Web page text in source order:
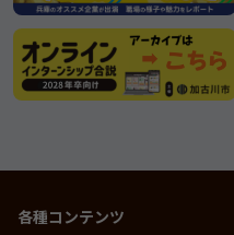
各種コンテンツ